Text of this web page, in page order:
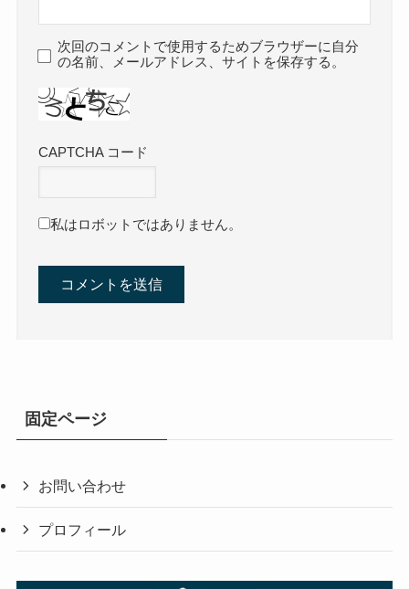
次回のコメントで使用するためブラウザーに自分
の名前、メールアドレス、サイトを保存する。
CAPTCHA コード
私はロボットではありません。
固定ページ
お問い合わせ
プロフィール